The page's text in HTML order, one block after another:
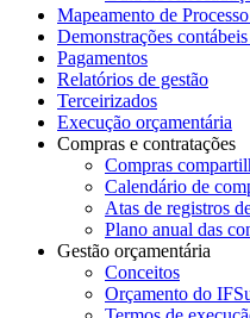
Mapeamento de
Demonstrações
Pagamentos
Relatórios de gestão
Terceirizados
Execução orçamentária
Compras e contratações
Compras
Calendário de
Atas de registros
Plano anual das
Gestão orçamentária
Conceitos
Orçamento do